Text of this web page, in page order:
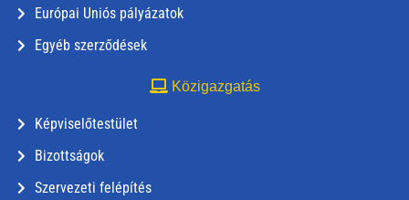
Európai Uniós pályázatok
Egyéb szerződések
Közigazgatás
Képviselőtestület
Bizottságok
Szervezeti felépítés